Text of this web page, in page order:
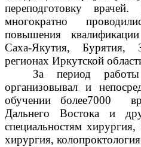
переподготовку
многократно
повышения
Саха-Якутия, Бурятия,
регионах Иркутской
За период
организовывал и
обучении более7000
Дальнего Востока и
специальностям хирургия,
хирургия,